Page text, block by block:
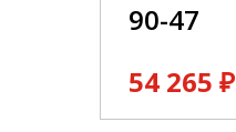
90-47
54 265 ₽